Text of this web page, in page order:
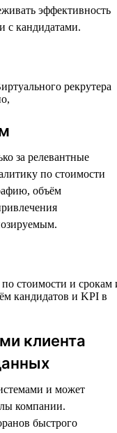
эффективность
с кандидатами.
за релевантные
по стоимости
объём
клиента
и может
компании.
быстрого